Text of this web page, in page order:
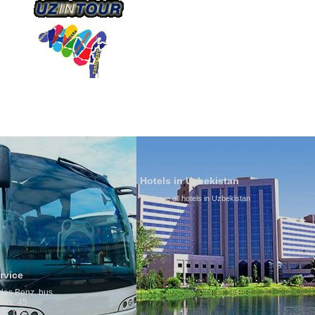
Hotels in Uzbekistan
We have all hotels in Uzbekistan
Culture of
By nature
is why migration
any influence on